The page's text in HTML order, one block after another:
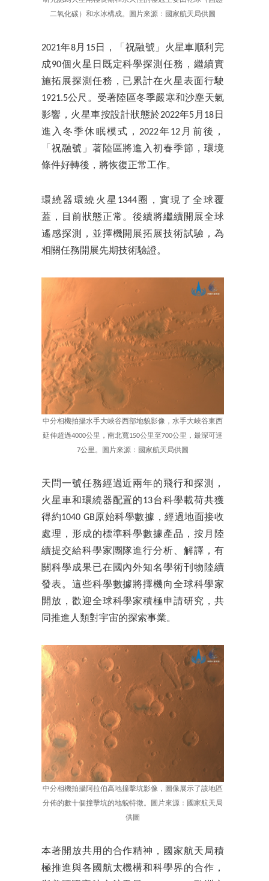
二氧化碳）和水冰構成。圖片來源：國家航天局供圖
2021年8月15日，「祝融號」火星車順利完
成90個火星日既定科學探測任務，繼續實
施拓展探測任務，已累計在火星表面行駛
1921.5公尺。受著陸區冬季嚴寒和沙塵天氣
影響，火星車按設計狀態於2022年5月18日
進入冬季休眠模式，2022年12月前後，
「祝融號」著陸區將進入初春季節，環境
條件好轉後，將恢復正常工作。
環繞器環繞火星1344圈，實現了全球覆
蓋，目前狀態正常。後續將繼續開展全球
遙感探測，並擇機開展拓展技術試驗，為
相關任務開展先期技術驗證。
中分相機拍攝水手大峽谷西部地貌影像，水手大峽谷東西
延伸超過4000公里，南北寬150公里至700公里，最深可達
7公里。圖片來源：國家航天局供圖
天問一號任務經過近兩年的飛行和探測，
火星車和環繞器配置的13台科學載荷共獲
得約1040 GB原始科學數據，經過地面接收
處理，形成的標準科學數據產品，按月陸
續提交給科學家團隊進行分析、解譯，有
關科學成果已在國內外知名學術刊物陸續
發表。這些科學數據將擇機向全球科學家
開放，歡迎全球科學家積極申請研究，共
同推進人類對宇宙的探索事業。
中分相機拍攝阿拉伯高地撞擊坑影像，圖像展示了該地區
分佈的數十個撞擊坑的地貌特徵。圖片來源：國家航天局
供圖
本著開放共用的合作精神，國家航天局積
極推進與各國航太機構和科學界的合作，